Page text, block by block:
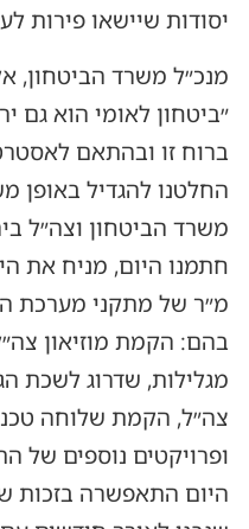
יסודות שיישאו פירות
מנכ״ל משרד הביטחון,
״ביטחון לאומי הוא גם
ברוח זו ובהתאם
החלטנו להגדיל באופן
משרד הביטחון וצה״ל
חתמנו היום, מניח את
מ״ר של מתקני מערכת
בהם: הקמת מוזיאון
מגלילות, שדרוג לשכת
צה״ל, הקמת שלוחה
ופרויקטים נוספים של
היום התאפשרה בזכות